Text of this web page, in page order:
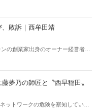
、敗訴｜西牟田靖
の創業家出身のオーナー経営者で
されたのに始まり、別居の命令、
拐）を目的とした日本への配転、
に即日解雇――。まるで中埜一族
されたのだ。
夢乃の師匠と〝西早稲田〟
ットワークの危険を察知していた